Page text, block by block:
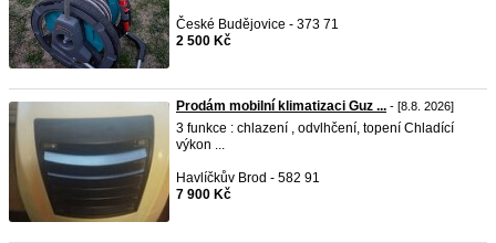
České Budějovice - 373 71
2 500 Kč
Prodám mobilní klimatizaci Guz ... - [8.8. 2026]
3 funkce : chlazení , odvlhčení, topení Chladící
výkon ...
Havlíčkův Brod - 582 91
7 900 Kč